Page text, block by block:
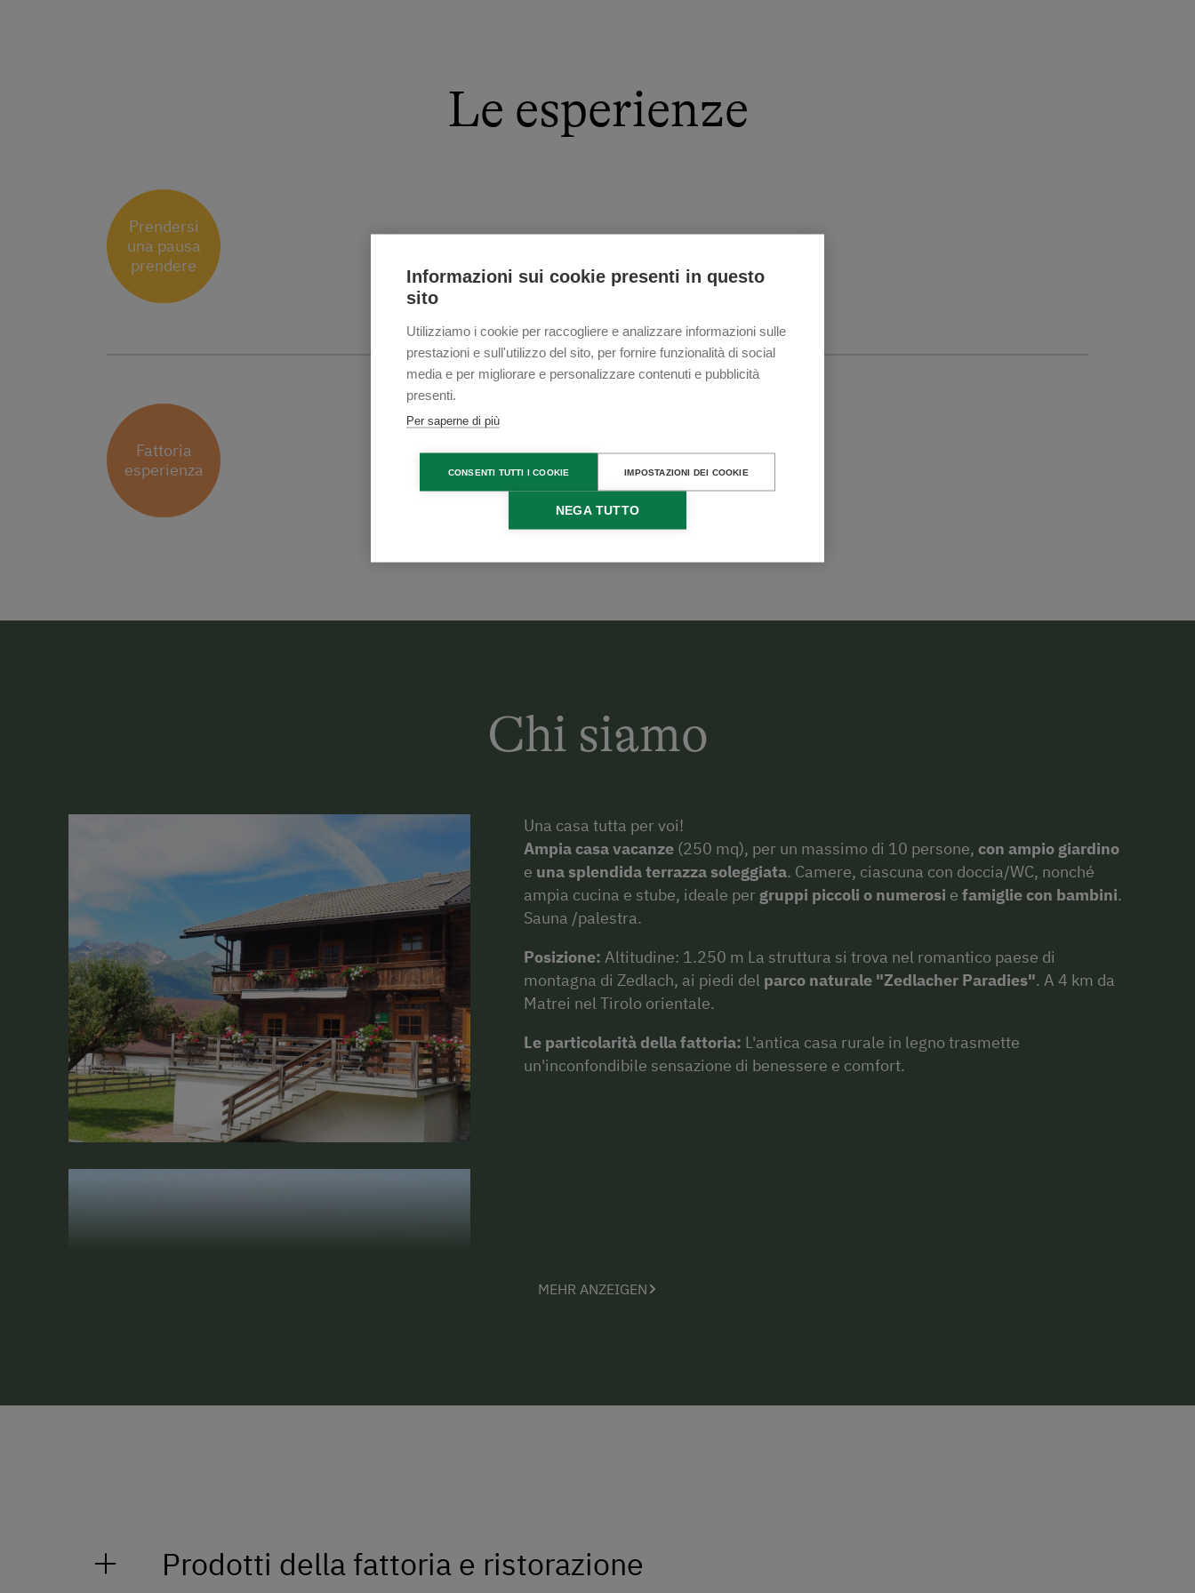
Le esperienze
Prendersi
una pausa
prendere
Fattoria
esperienza
Chi siamo
Una casa tutta per voi!
Ampia casa vacanze (250 mq), per un massimo di 10 persone, con ampio giardino
e una splendida terrazza soleggiata. Camere, ciascuna con doccia/WC, nonché
ampia cucina e stube, ideale per gruppi piccoli o numerosi e famiglie con bambini.
Sauna /palestra.
Posizione: Altitudine: 1.250 m La struttura si trova nel romantico paese di
montagna di Zedlach, ai piedi del parco naturale "Zedlacher Paradies". A 4 km da
Matrei nel Tirolo orientale.
Le particolarità della fattoria: L'antica casa rurale in legno trasmette
un'inconfondibile sensazione di benessere e comfort.
MEHR ANZEIGEN
Prodotti della fattoria e ristorazione
Informazioni sui cookie presenti in questo
sito
Utilizziamo i cookie per raccogliere e analizzare informazioni sulle
prestazioni e sull'utilizzo del sito, per fornire funzionalità di social
media e per migliorare e personalizzare contenuti e pubblicità
presenti.
Per saperne di più
CONSENTI TUTTI I COOKIE IMPOSTAZIONI DEI COOKIE
NEGA TUTTO